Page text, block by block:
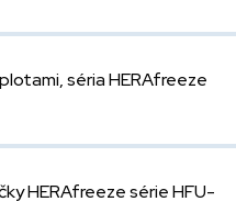
séria HERAfreeze
HERAfreeze série HFU-